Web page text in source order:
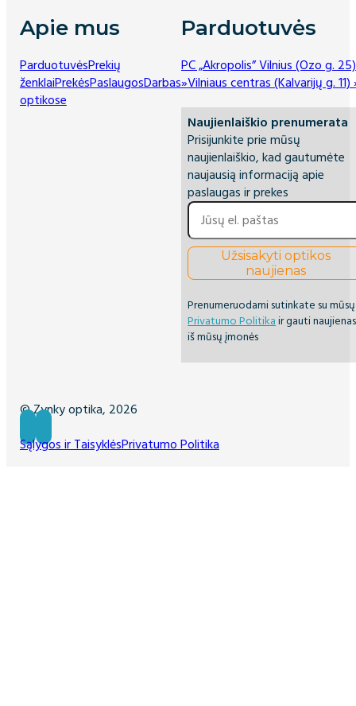
Apie mus
ParduotuvėsPrekių
ženklaiPrekėsPaslaugosDarbas
optikose
Parduotuvės
PC „Akropolis” Vilnius (Ozo g. 25)
»Vilniaus centras (Kalvarijų g. 11)
Naujienlaiškio prenumerata
Prisijunkite prie mūsų
naujienlaiškio, kad gautumėte
naujausią informaciją apie
paslaugas ir prekes
Užsisakyti optikos
naujienas
Prenumeruodami sutinkate su mūsų
Privatumo Politikair gauti naujienas
iš mūsų įmonės
© Zynky optika, 2026
Sąlygos ir TaisyklėsPrivatumo Politika